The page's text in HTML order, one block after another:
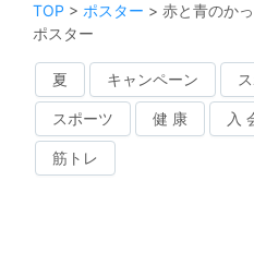
TOP > ポスター > 赤と青のか
ポスター
夏 キャンペーン
スポーツ 健 康 入
筋トレ